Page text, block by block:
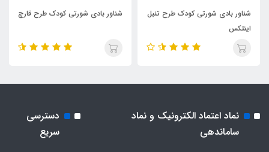
شناور بادی شورتی کودک طرح تنبل
اینتکس
شناور بادی شورتی کودک طرح قارچ
نماد اعتماد الکترونیک و نماد
ساماندهی
دسترسی
سریع